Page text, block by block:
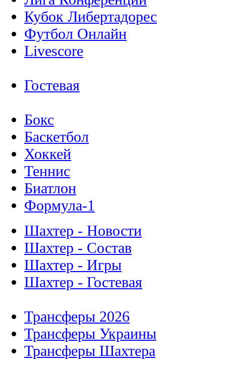
Кубок Либертадорес
Футбол Онлайн
Livescore
Гостевая
Бокс
Баскетбол
Хоккей
Теннис
Биатлон
Формула-1
Шахтер - Новости
Шахтер - Состав
Шахтер - Игры
Шахтер - Гостевая
Трансферы 2026
Трансферы Украины
Трансферы Шахтера